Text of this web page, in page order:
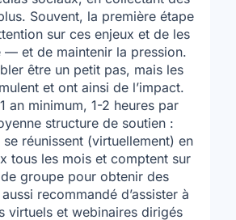
Souvent, la première étape
sur ces enjeux et de les
— et de maintenir la pression.
être un petit pas, mais les
et ont ainsi de l’impact.
an minimum, 1-2 heures par
structure de soutien :
réunissent (virtuellement) en
tous les mois et comptent sur
groupe pour obtenir des
recommandé d’assister à
virtuels et webinaires dirigés